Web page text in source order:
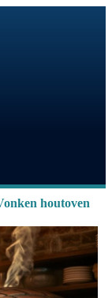
houtoven